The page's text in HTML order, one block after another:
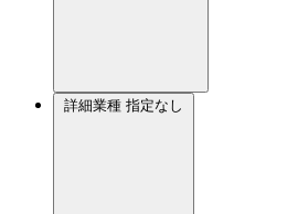
詳細業種 指定なし